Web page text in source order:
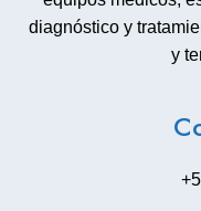
diagnóstico y
y